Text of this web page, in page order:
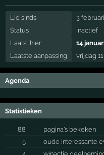
Lid sinds
3
Status
inactief
Laatst hier
14
Laatste aanpassing
vrijdag
Agenda
Statistieken
88 ·
pagina's bekeken
5
·
oude interessante